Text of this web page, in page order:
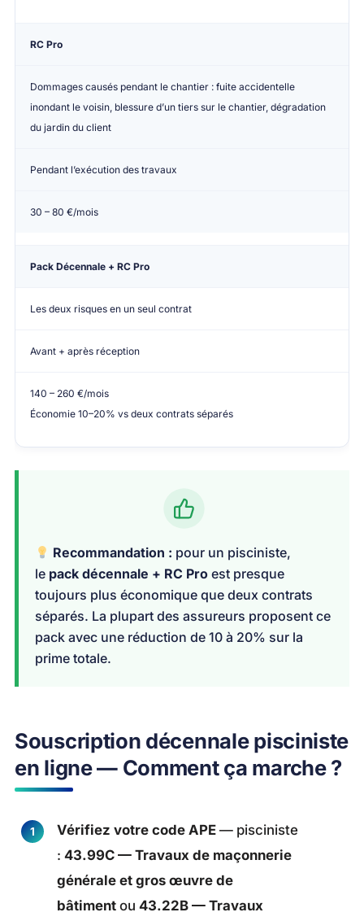
RC Pro
Dommages causés pendant le chantier : fuite accidentelle
inondant le voisin, blessure d’un tiers sur le chantier, dégradation
du jardin du client
Pendant l’exécution des travaux
30 – 80 €/mois
Pack Décennale + RC Pro
Les deux risques en un seul contrat
Avant + après réception
140 – 260 €/mois
Économie 10–20% vs deux contrats séparés
Recommandation : pour un pisciniste,
le pack décennale + RC Pro est presque
toujours plus économique que deux contrats
séparés. La plupart des assureurs proposent ce
pack avec une réduction de 10 à 20% sur la
prime totale.
Souscription décennale pisciniste
en ligne — Comment ça marche ?
Vérifiez votre code APE — pisciniste
: 43.99C — Travaux de maçonnerie
générale et gros œuvre de
bâtiment ou 43.22B — Travaux